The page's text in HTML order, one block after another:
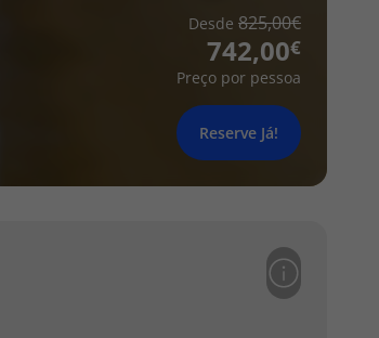
Desde 825,00
742,00
Preço por pessoa
Reserve Já!